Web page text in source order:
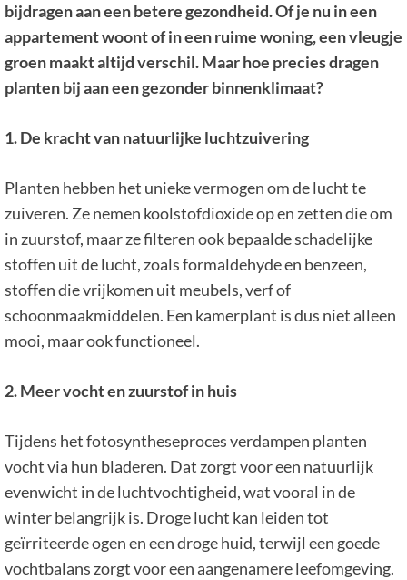
bijdragen aan een betere gezondheid. Of je nu in een
appartement woont of in een ruime woning, een vleugje
groen maakt altijd verschil. Maar hoe precies dragen
planten bij aan een gezonder binnenklimaat?
1. De kracht van natuurlijke luchtzuivering
Planten hebben het unieke vermogen om de lucht te
zuiveren. Ze nemen koolstofdioxide op en zetten die om
in zuurstof, maar ze filteren ook bepaalde schadelijke
stoffen uit de lucht, zoals formaldehyde en benzeen,
stoffen die vrijkomen uit meubels, verf of
schoonmaakmiddelen. Een kamerplant is dus niet alleen
mooi, maar ook functioneel.
2. Meer vocht en zuurstof in huis
Tijdens het fotosyntheseproces verdampen planten
vocht via hun bladeren. Dat zorgt voor een natuurlijk
evenwicht in de luchtvochtigheid, wat vooral in de
winter belangrijk is. Droge lucht kan leiden tot
geïrriteerde ogen en een droge huid, terwijl een goede
vochtbalans zorgt voor een aangenamere leefomgeving.